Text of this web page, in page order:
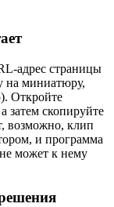
адрес страницы
на миниатюру,
Откройте
затем скопируйте
возможно, клип
и программа
может к нему